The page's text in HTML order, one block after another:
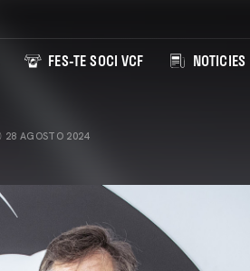
FES-TE SOCI VCF NOTICIES
28 AGOSTO 2024